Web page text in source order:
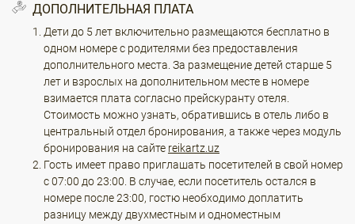
ДОПОЛНИТЕЛЬНАЯ ПЛАТА
Дети до 5 лет включительно размещаются бесплатно в
одном номере с родителями без предоставления
дополнительного места. За размещение детей старше 5
лет и взрослых на дополнительном месте в номере
взимается плата согласно прейскуранту отеля.
Стоимость можно узнать, обратившись в отель либо в
центральный отдел бронирования, а также через модуль
бронирования на сайте reikartz.uz
Гость имеет право приглашать посетителей в свой номер
с 07:00 до 23:00. В случае, если посетитель остался в
номере после 23:00, гостю необходимо доплатить
разницу между двухместным и одноместным